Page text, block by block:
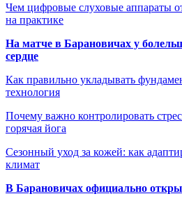
Чем цифровые слуховые аппараты
на практике
На матче в Барановичах у
сердце
Как правильно укладывать
технология
Почему важно контролировать
горячая йога
Сезонный уход за кожей: как
климат
В Барановичах официально